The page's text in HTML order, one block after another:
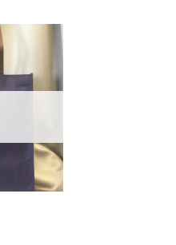
「願
望輕